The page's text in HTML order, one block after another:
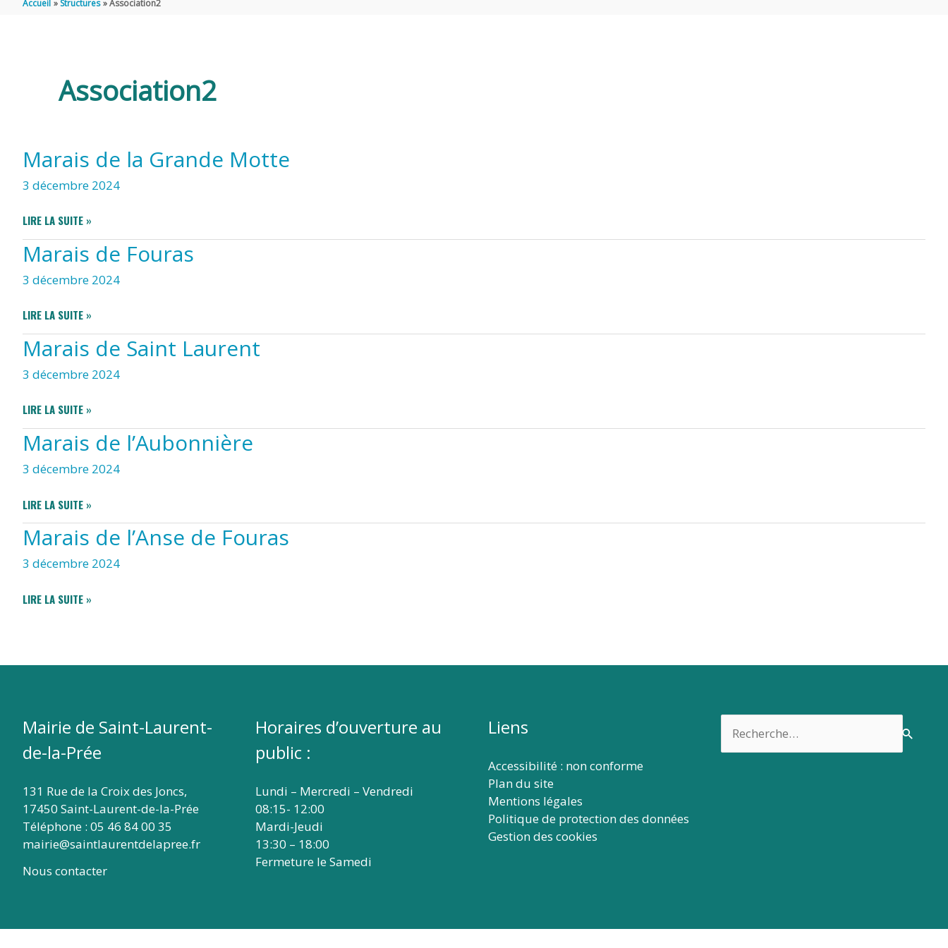
DE
PRÉE
Accueil Structures Association2
Association2
Marais de la Grande Motte
3 décembre 2024
MARAIS
LA
GRANDE
MOTTE
LIRE LA SUITE »
Marais de Fouras
3 décembre 2024
MARAIS
FOURAS
LIRE LA SUITE »
Marais de Saint Laurent
3 décembre 2024
MARAIS
DE
SAINT
LAURENT
LIRE LA SUITE »
Marais de l’Aubonnière
3 décembre 2024
MARAIS
DE
L’AUBONNIÈRE
LIRE LA SUITE »
Marais de l’Anse de Fouras
3 décembre 2024
MARAIS
LIRE LA SUITE »
Mairie de Saint-Laurent-
de-la-Prée
131 Rue de la Croix des Joncs,
17450 Saint-Laurent-de-la-Prée
Téléphone : 05 46 84 00 35
mairie@saintlaurentdelapree.fr
Nous contacter
Horaires d’ouverture au
public :
Lundi – Mercredi – Vendredi
08:15- 12:00
Mardi-Jeudi
13:30 – 18:00
Fermeture le Samedi
Liens
Accessibilité : non conforme
Plan du site
Mentions légales
Politique de protection des données
Gestion des cookies